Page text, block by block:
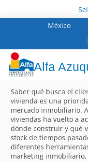
México
Alfa
Saber qué busca el
vivienda es una
mercado inmobiliario.
viviendas ha vuelto a
dónde construir y qué
stock de tiempos
diferentes
marketing